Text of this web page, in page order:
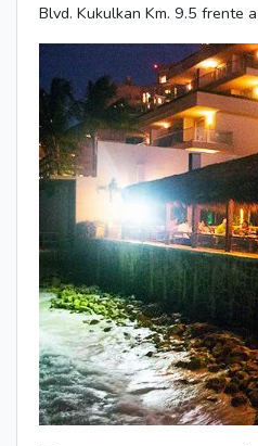
Blvd. Kukulkan Km. 9.5 frente